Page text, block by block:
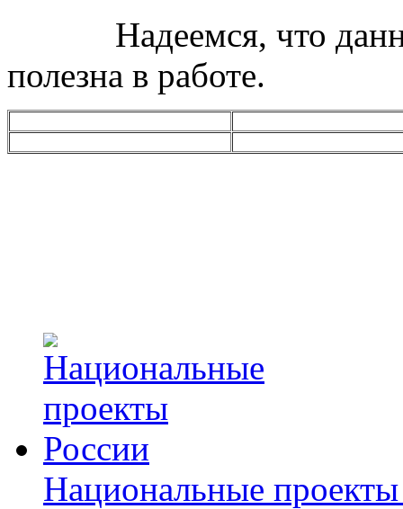
Надеемся, что
полезна в работе.
Национальные